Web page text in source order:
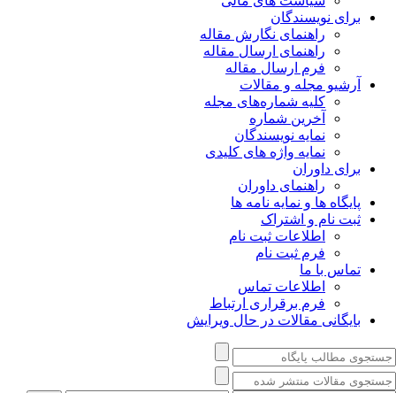
برای نویسندگان
راهنمای نگارش مقاله
راهنمای ارسال مقاله
فرم ارسال مقاله
آرشیو مجله و مقالات
کلیه شماره‌های مجله
آخرین شماره
نمایه نویسندگان
نمایه واژه های کلیدی
برای داوران
راهنمای داوران
پایگاه ها و نمایه نامه ها
ثبت نام و اشتراک
اطلاعات ثبت نام
فرم ثبت نام
تماس با ما
اطلاعات تماس
فرم برقراری ارتباط
بایگانی مقالات در حال ویرایش